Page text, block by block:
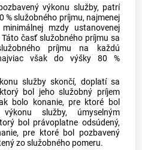
výkonu služby, patrí
% služobného príjmu, najmenej
mzdy ustanovenej
časť služobného príjmu sa
príjmu na každú
však do výšky 80 %
služby skončí, doplatí sa
bol jeho služobný príjem
bolo konanie, pre ktoré bol
služby, úmyselným
bol právoplatne odsúdený,
pre ktoré bol pozbavený
zo služobného pomeru.